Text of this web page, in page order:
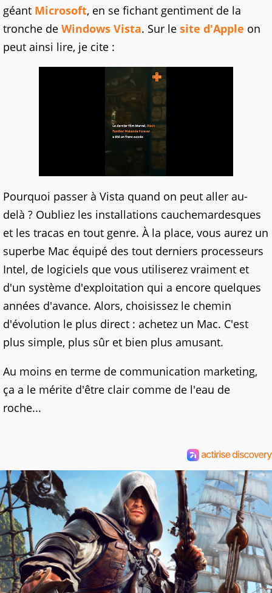
géant Microsoft, en se fichant gentiment de la
tronche de Windows Vista. Sur le site d'Apple on
peut ainsi lire, je cite :
Pourquoi passer à Vista quand on peut aller au-
delà ? Oubliez les installations cauchemardesques
et les tracas en tout genre. À la place, vous aurez un
superbe Mac équipé des tout derniers processeurs
Intel, de logiciels que vous utiliserez vraiment et
d'un système d'exploitation qui a encore quelques
années d'avance. Alors, choisissez le chemin
d'évolution le plus direct : achetez un Mac. C'est
plus simple, plus sûr et bien plus amusant.
Au moins en terme de communication marketing,
ça a le mérite d'être clair comme de l'eau de
roche...